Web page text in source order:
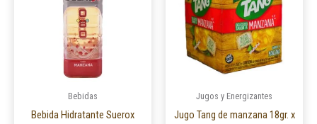
Bebidas
Bebida Hidratante Sueroxelegir
Jugos y Energizantes
Jugo Tang de manzana 18gr. x